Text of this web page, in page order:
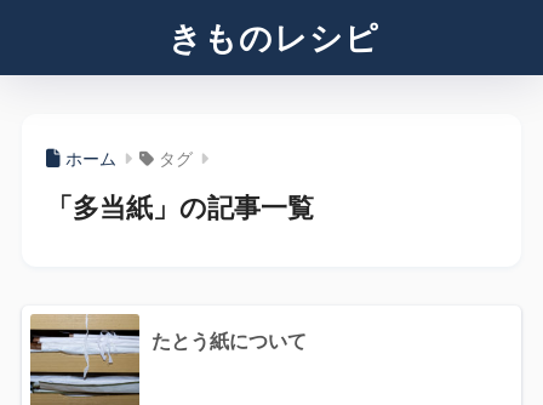
きものレシピ
ホーム タグ
「多当紙」の記事一覧
たとう紙について